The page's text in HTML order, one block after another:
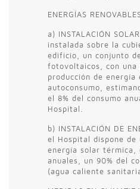
ENERGÍAS
a) INSTALACIÓN
instalada sobre la
edificio, un conjunto
fotovoltaicos, con una
producción de energía
autoconsumo,
el 8% del consumo
Hospital.
b) INSTALACIÓN DE
el Hospital dispone de
energía solar térmica,
anuales, un 90% del
(agua caliente